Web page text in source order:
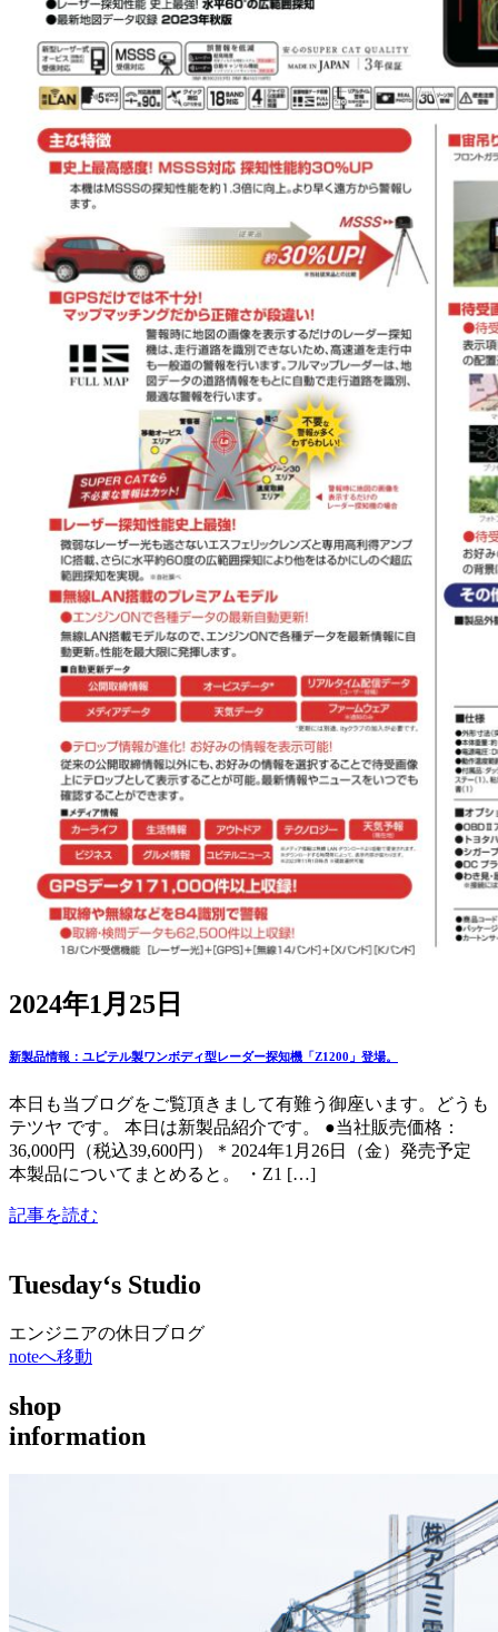
2024年1月25日
新製品情報：ユピテル製ワンボディ型レーダー探知機「Z1200」登場。
本日も当ブログをご覧頂きまして有難う御座います。どうも
テツヤ です。 本日は新製品紹介です。 ●当社販売価格：
36,000円（税込39,600円）＊2024年1月26日（金）発売予定
本製品についてまとめると。 ・Z1 […]
記事を読む
Tuesday‘s Studio
エンジニアの休日ブログ
noteへ移動
shop
information